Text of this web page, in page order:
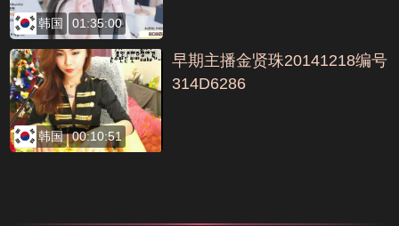
韩国 01:35:00
韩国 00:10:51
早期主播金贤珠20141218编号
314D6286